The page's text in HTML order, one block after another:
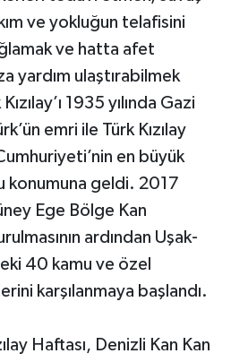
ve yokluğun telafisini
ve hatta afet
yardım ulaştırabilmek
1935 yılında Gazi
emri ile Türk Kızılay
en büyük
konumuna geldi. 2017
Ege Bölge Kan
ardından Uşak-
40 kamu ve özel
karşılanmaya başlandı.
Haftası, Denizli Kan Kan